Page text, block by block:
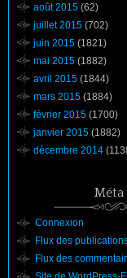
août 2015 (62)
juillet 2015 (702)
juin 2015 (1821)
mai 2015 (1882)
avril 2015 (1844)
mars 2015 (1884)
février 2015 (1700)
janvier 2015 (1882)
décembre 2014
Méta
Connexion
Flux des
Flux des